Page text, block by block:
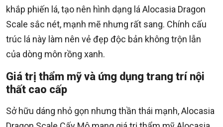
khắp phiến lá, tạo nên hình dạng lá Alocasia Dragon
Scale sắc nét, mạnh mẽ nhưng rất sang. Chính cấu
trúc lá này làm nên vẻ đẹp độc bản không trộn lẫn
của dòng môn rồng xanh.
Giá trị thẩm mỹ và ứng dụng trang trí nội
thất cao cấp
Sở hữu dáng nhỏ gọn nhưng thần thái mạnh, Alocasia